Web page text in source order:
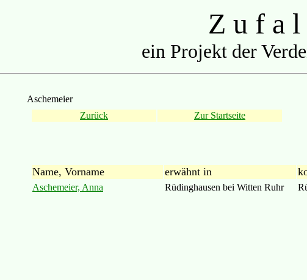
Z u f a l
ein Projekt der
Aschemeier
Zurück
Zur Startseite
Name, Vorname erwähnt in
Aschemeier, Anna Rüdinghausen bei Witten Ruhr